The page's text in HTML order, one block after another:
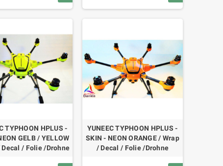
TYPHOON HPLUS -
GELB / YELLOW
Decal / Folie /Drohne
YUNEEC TYPHOON HPLUS -
SKIN - NEON ORANGE / Wrap
/ Decal / Folie /Drohne